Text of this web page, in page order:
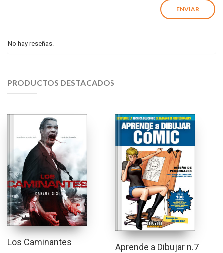
No hay reseñas.
PRODUCTOS DESTACADOS
Los Caminantes
Aprende a Dibujar n.7